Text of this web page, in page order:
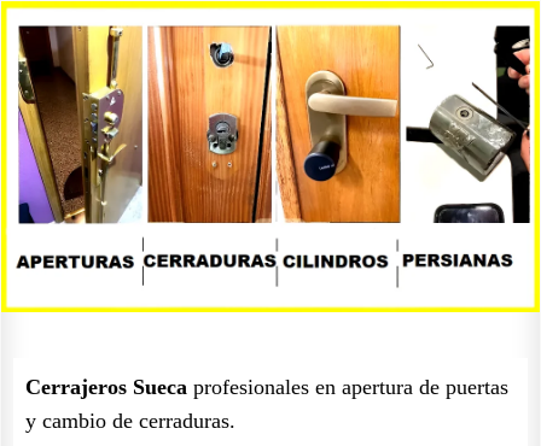
Cerrajeros Sueca profesionales en apertura de puertas
y cambio de cerraduras.